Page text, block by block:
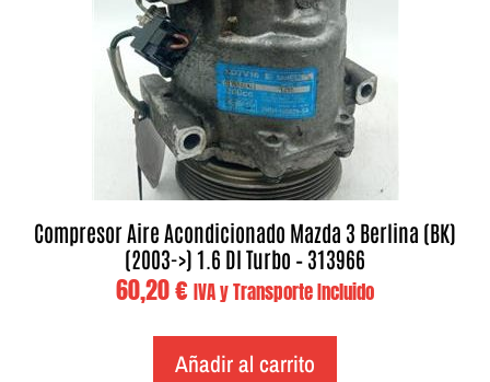
Compresor Aire Acondicionado Mazda 3 Berlina (BK)
(2003->) 1.6 DI Turbo – 313966
60,20€ IVA y Transporte Incluido
Añadir al carrito